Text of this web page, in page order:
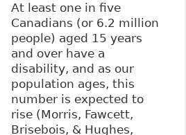
At least one in five
Canadians (or 6.2 million
people) aged 15 years
and over have a
disability, and as our
population ages, this
number is expected to
rise (Morris, Fawcett,
Brisebois, & Hughes,